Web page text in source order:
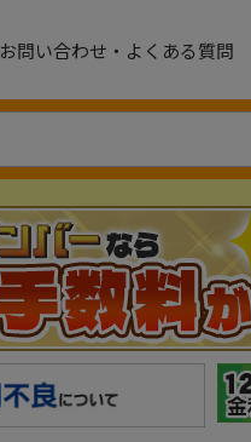
お問い合わせ・よくある質問